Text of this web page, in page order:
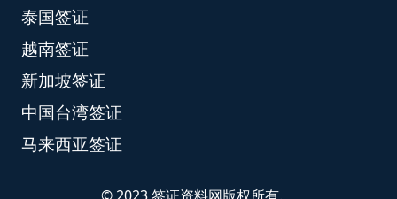
泰国签证
越南签证
新加坡签证
中国台湾签证
马来西亚签证